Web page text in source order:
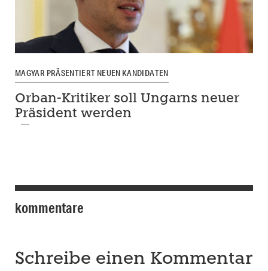
MAGYAR PRÄSENTIERT NEUEN KANDIDATEN
Orban-Kritiker soll Ungarns neuer
Präsident werden
kommentare
Schreibe einen Kommentar